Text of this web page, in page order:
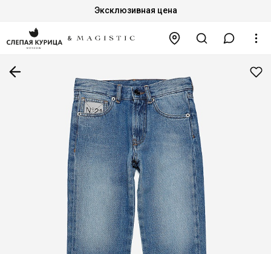
Эксклюзивная цена